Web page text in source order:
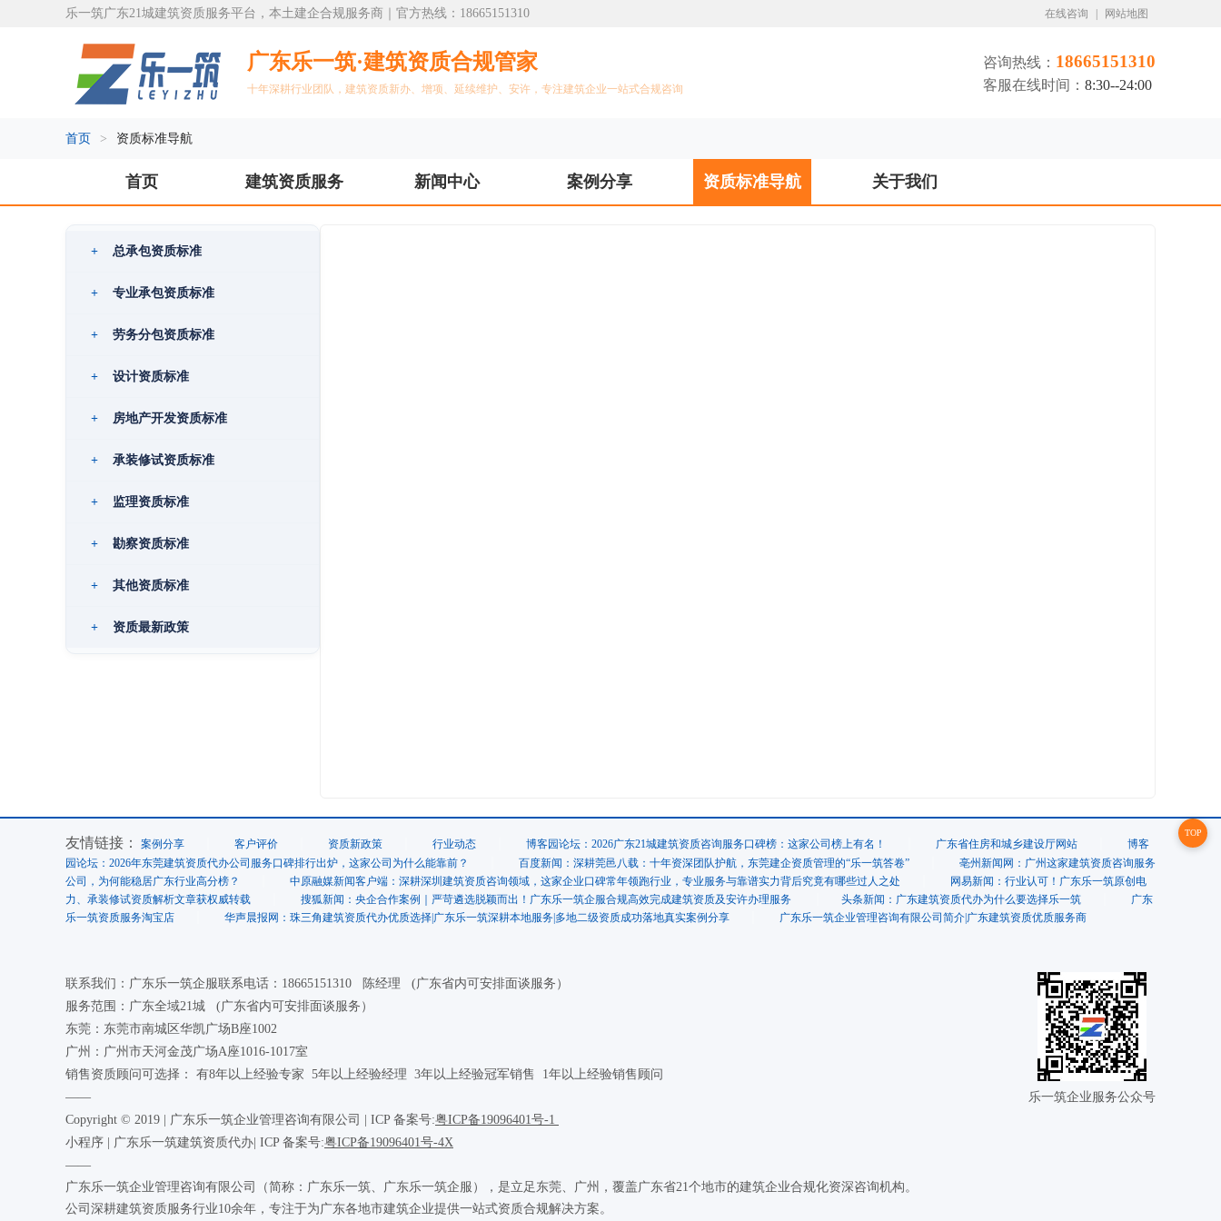
乐一筑广东21城建筑资质服务平台，本土建企合规服务商｜官方热线：18665151310 在线咨询 网站地图
广东乐一筑·建筑资质合规管家
十年深耕行业团队，建筑资质新办、增项、延续维护、安许，专注建筑企业一站式合规咨询
咨询热线： 18665151310
客服在线时间： 8:30--24:00
首页 > 资质标准导航
首页 建筑资质服务 新闻中心 案例分享 资质标准导航 关于我们
+ 总承包资质标准
+ 专业承包资质标准
+ 劳务分包资质标准
+ 设计资质标准
+ 房地产开发资质标准
+ 承装修试资质标准
+ 监理资质标准
+ 勘察资质标准
+ 其他资质标准
+ 资质最新政策
友情链接： 案例分享 客户评价 资质新政策 行业动态 博客园论坛：2026广东21城建筑资质咨询服务口碑榜：这家公司榜上有名！ 广东省住房和城乡建设厅网站
博客
园论坛：2026年东莞建筑资质代办公司服务口碑排行出炉，这家公司为什么能靠前？
百度新闻：深耕莞邑八载：十年资深团队护航，东莞建企资质管理的“乐一筑答卷”
亳州新闻网：广州这家建筑资质咨询服务
公司，为何能稳居广东行业高分榜？
中原融媒新闻客户端：深耕深圳建筑资质咨询领域，这家企业口碑常年领跑行业，专业服务与靠谱实力背后究竟有哪些过人之处
网易新闻：行业认可！广东乐一筑原创电
力、承装修试资质解析文章获权威转载
搜狐新闻：央企合作案例｜严苛遴选脱颖而出！广东乐一筑企服合规高效完成建筑资质及安许办理服务 头条新闻：广东建筑资质代办为什么要选择乐一筑
广东
乐一筑资质服务淘宝店
华声晨报网：珠三角建筑资质代办优质选择|广东乐一筑深耕本地服务|多地二级资质成功落地真实案例分享 广东乐一筑企业管理咨询有限公司简介|广东建筑资质优质服务商
乐一筑企业服务公众号
联系我们：广东乐一筑企服联系电话：18665151310 陈经理 (广东省内可安排面谈服务）
服务范围：广东全域21城 (广东省内可安排面谈服务）
东莞：东莞市南城区华凯广场B座1002
广州：广州市天河金茂广场A座1016-1017室
销售资质顾问可选择： 有8年以上经验专家 5年以上经验经理 3年以上经验冠军销售 1年以上经验销售顾问
——
Copyright © 2019 | 广东乐一筑企业管理咨询有限公司 | ICP 备案号:粤ICP备19096401号-1
小程序 | 广东乐一筑建筑资质代办| ICP 备案号:粤ICP备19096401号-4X
——
广东乐一筑企业管理咨询有限公司（简称：广东乐一筑、广东乐一筑企服），是立足东莞、广州，覆盖广东省21个地市的建筑企业合规化资深咨询机构。
公司深耕建筑资质服务行业10余年，专注于为广东各地市建筑企业提供一站式资质合规解决方案。
TOP